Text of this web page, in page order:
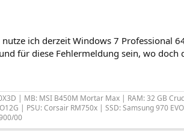
ich derzeit Windows 7 Professional
für diese Fehlermeldung sein, wo
| MB: MSI B450M Mortar Max | RAM: 32 GB
| PSU: Corsair RM750x | SSD: Samsung 970
00